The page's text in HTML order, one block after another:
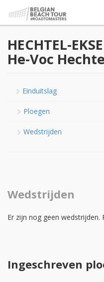
HECHTEL-
He-Voc
Einduitslag
Ploegen
Wedstrijden
Wedstrijden
Er zijn nog geen wedstrijden.
Ingeschreven